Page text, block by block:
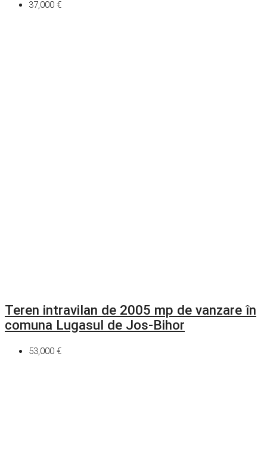
37,000 €
Teren intravilan de 2005 mp de vanzare în
comuna Lugasul de Jos-Bihor
53,000 €